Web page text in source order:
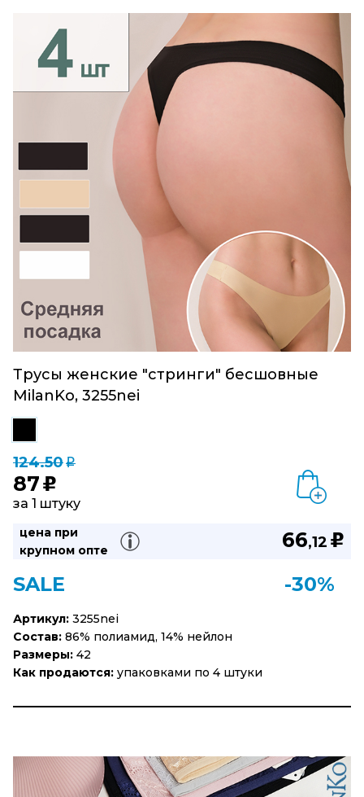
Трусы женские "стринги" бесшовные
MilanKo, 3255nei
124.50q
87 u
за 1 штуку
цена при
крупном опте
66,12 u
SALE -30%
Артикул: 3255nei
Состав: 86% полиамид, 14% нейлон
Размеры: 42
Как продаются: упаковками по 4 штуки